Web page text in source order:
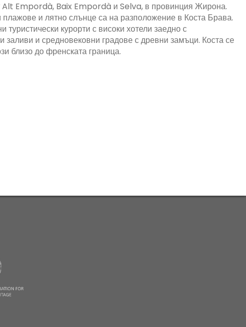
Alt Empordà, Baix Empordà и Selva, в провинция Жирона.
и лятно слънце са на разположение в Коста Брава.
курорти с високи хотели заедно с
заливи и средновековни градове с древни замъци. Коста се
близо до френската граница.